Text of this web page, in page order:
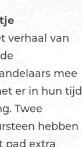
verhaal van
mee
er in hun tijd
Twee
hebben
pad extra